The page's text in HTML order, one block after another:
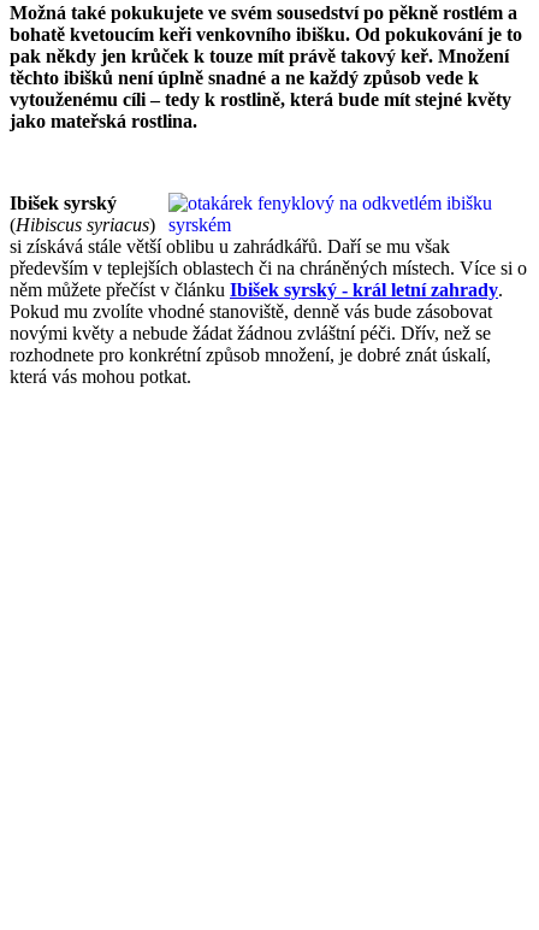
Možná také pokukujete ve svém sousedství po pěkně rostlém a
bohatě kvetoucím keři venkovního ibišku. Od pokukování je to
pak někdy jen krůček k touze mít právě takový keř. Množení
těchto ibišků není úplně snadné a ne každý způsob vede k
vytouženému cíli – tedy k rostlině, která bude mít stejné květy
jako mateřská rostlina.
Ibišek syrský
(Hibiscus syriacus)
si získává stále větší oblibu u zahrádkářů. Daří se mu však
především v teplejších oblastech či na chráněných místech. Více si o
něm můžete přečíst v článku Ibišek syrský - král letní zahrady.
Pokud mu zvolíte vhodné stanoviště, denně vás bude zásobovat
novými květy a nebude žádat žádnou zvláštní péči. Dřív, než se
rozhodnete pro konkrétní způsob množení, je dobré znát úskalí,
která vás mohou potkat.